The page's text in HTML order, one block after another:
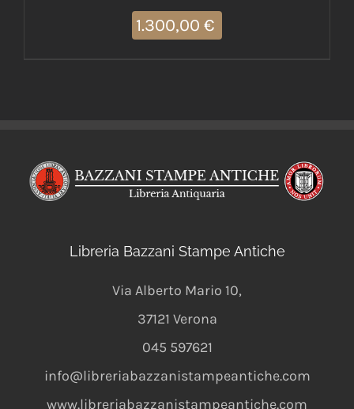
1.300,00 €
Libreria Bazzani Stampe Antiche
Via Alberto Mario 10,
37121 Verona
045 597621
info@libreriabazzanistampeantiche.com
www.libreriabazzanistampeantiche.com